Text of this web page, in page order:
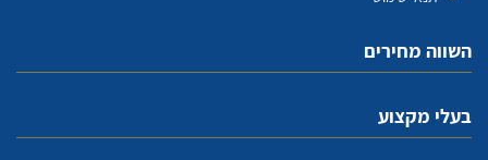
השווה מחירים
בעלי מקצוע